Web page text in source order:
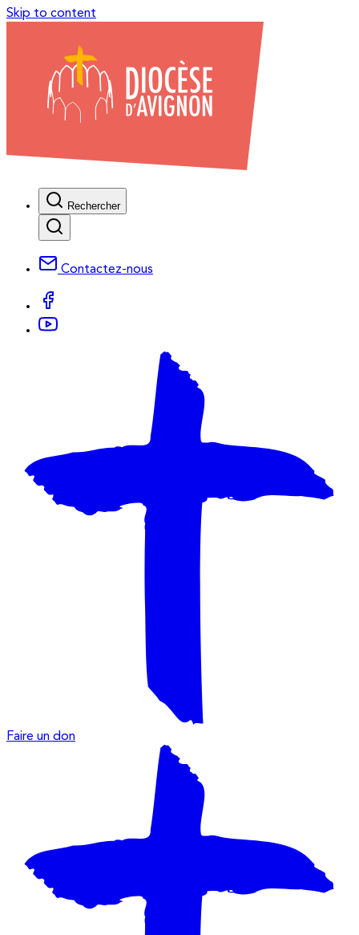
Skip to content
Rechercher
Contactez-nous
Faire un don